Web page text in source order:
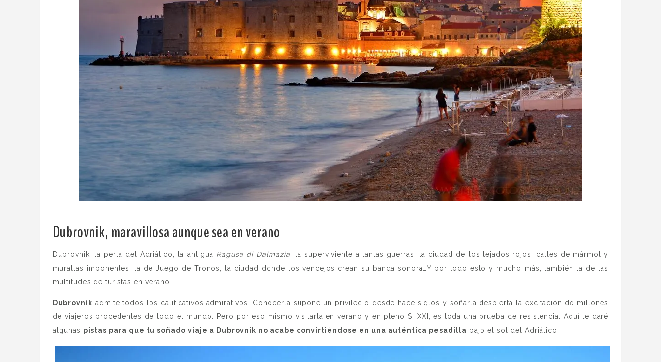
Dubrovnik, maravillosa aunque sea en verano
Dubrovnik, la perla del Adriático, la antigua Ragusa di Dalmazia , la superviviente a tantas guerras; la ciudad de los tejados rojos, calles de mármol y
murallas imponentes, la de Juego de Tronos, la ciudad donde los vencejos crean su banda sonora…Y por todo esto y mucho más, también la de las
multitudes de turistas en verano.
Dubrovnik admite todos los calificativos admirativos. Conocerla supone un privilegio desde hace siglos y soñarla despierta la excitación de millones
de viajeros procedentes de todo el mundo. Pero por eso mismo visitarla en verano y en pleno S. XXI, es toda una prueba de resistencia. Aquí te daré
algunas pistas para que tu soñado viaje a Dubrovnik no acabe convirtiéndose en una auténtica pesadilla bajo el sol del Adriático.